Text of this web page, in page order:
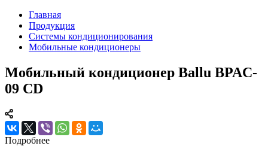
Главная
Продукция
Системы кондиционирования
Мобильные кондиционеры
Мобильный кондиционер Ballu BPAC-
09 CD
Подробнее